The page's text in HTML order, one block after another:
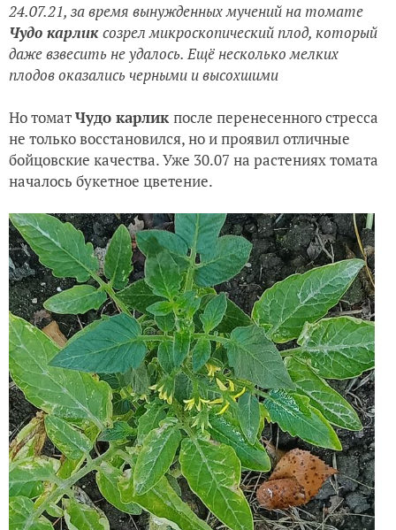
24.07.21, за время вынужденных мучений на томате
Чудо карликсозрел микроскопический плод, который
даже взвесить не удалось. Ещё несколько мелких
плодов оказались черными и высохшими
Но томатЧудо карлик после перенесенного стресса
не только восстановился, но и проявил отличные
бойцовские качества. Уже 30.07 на растениях томата
началось букетное цветение.